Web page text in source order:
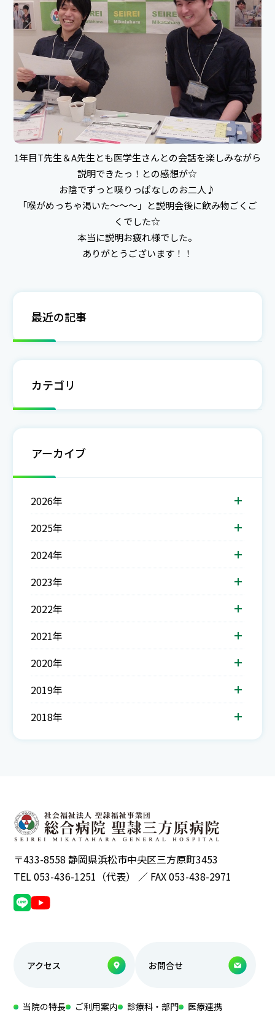
1年目T先生＆A先生とも医学生さんとの会話を楽しみながら
説明できたっ！との感想が☆
お陰でずっと喋りっぱなしのお二人♪
「喉がめっちゃ渇いた～～～」と説明会後に飲み物ごくご
くでした☆
本当に説明お疲れ様でした。
ありがとうございます！！
最近の記事
カテゴリ
アーカイブ
2026年
2025年
2024年
2023年
2022年
2021年
2020年
2019年
2018年
〒433-8558 静岡県浜松市中央区三方原町3453
TEL 053-436-1251（代表） ／ FAX 053-438-2971
アクセス お問合せ
当院の特長 ご利用案内 診療科・部門 医療連携